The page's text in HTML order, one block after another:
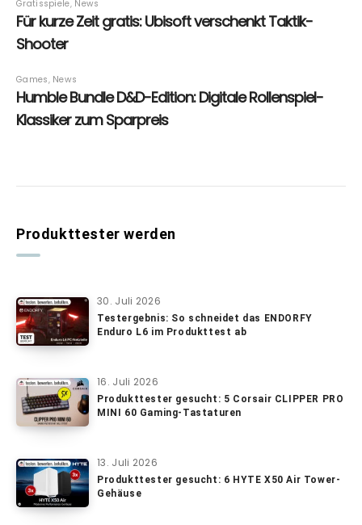
Produkttester werden
30. Juli 2026
Testergebnis: So schneidet das ENDORFY
Enduro L6 im Produkttest ab
16. Juli 2026
Produkttester gesucht: 5 Corsair CLIPPER PRO
MINI 60 Gaming-Tastaturen
13. Juli 2026
Produkttester gesucht: 6 HYTE X50 Air Tower-
Gehäuse